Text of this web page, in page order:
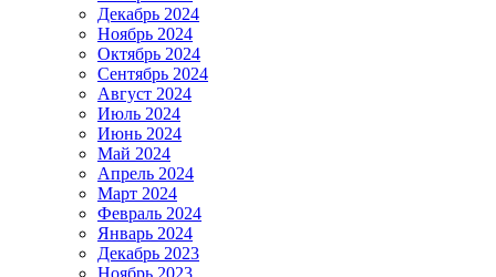
Декабрь 2024
Ноябрь 2024
Октябрь 2024
Сентябрь 2024
Август 2024
Июль 2024
Июнь 2024
Май 2024
Апрель 2024
Март 2024
Февраль 2024
Январь 2024
Декабрь 2023
Ноябрь 2023